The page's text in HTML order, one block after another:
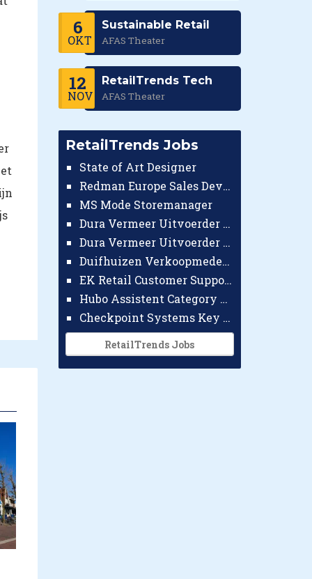
6
OKT
Sustainable Retail
AFAS Theater
12
NOV
RetailTrends Tech
AFAS Theater
RetailTrends Jobs
State of Art Designer
Redman Europe Sales Developer (Europe)
MS Mode Storemanager
Dura Vermeer Uitvoerder GWW Amsterdam
Dura Vermeer Uitvoerder Civiel Nijmegen
Duifhuizen Verkoopmedewerker Ridderkerk
EK Retail Customer Support Omnichannel
Hubo Assistent Category Manager
Checkpoint Systems Key Accountmanager Benelux
RetailTrends Jobs